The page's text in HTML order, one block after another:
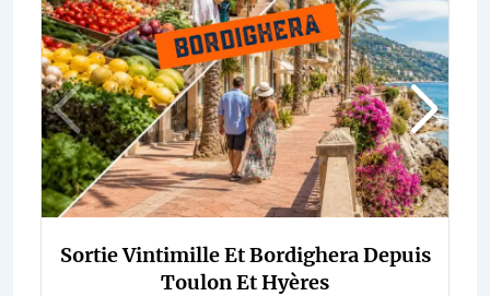
Sortie Vintimille Et Bordighera Depuis
Toulon Et Hyères